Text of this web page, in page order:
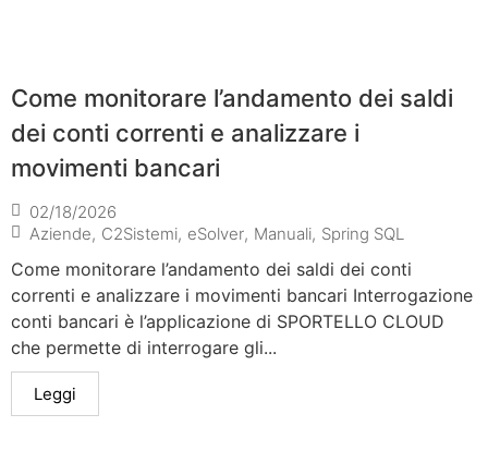
Come monitorare l’andamento dei saldi
dei conti correnti e analizzare i
movimenti bancari
02/18/2026
Aziende, C2Sistemi, eSolver, Manuali, Spring SQL
Come monitorare l’andamento dei saldi dei conti
correnti e analizzare i movimenti bancari Interrogazione
conti bancari è l’applicazione di SPORTELLO CLOUD
che permette di interrogare gli...
Leggi